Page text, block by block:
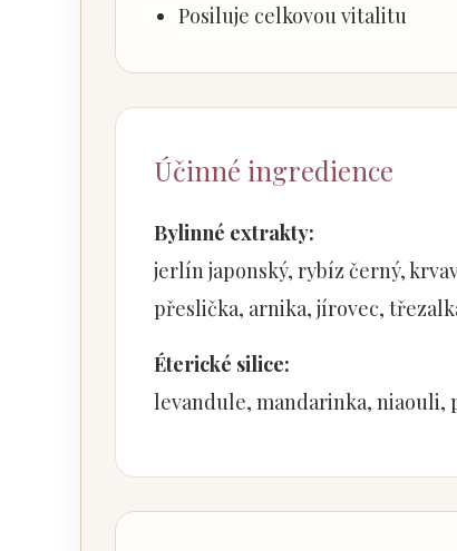
Posiluje celkovou vitalitu
Účinné ingredience
Bylinné extrakty:
jerlín japonský, rybíz černý,
přeslička, arnika, jírovec,
Éterické silice:
levandule, mandarinka, niaouli,